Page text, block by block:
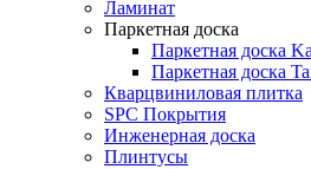
Ламинат
Паркетная доска
Паркетная доска
Паркетная доска
Кварцвиниловая плитка
SPC Покрытия
Инженерная доска
Плинтусы